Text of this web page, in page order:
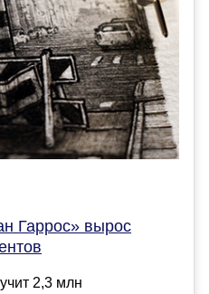
Гаррос» вырос
2,3 млн